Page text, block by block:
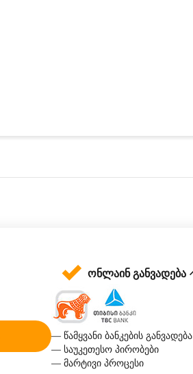
ონლაინ განვადება
— წამყვანი ბანკების განვადება
— საუკეთესო პირობები
— მარტივი პროცესი